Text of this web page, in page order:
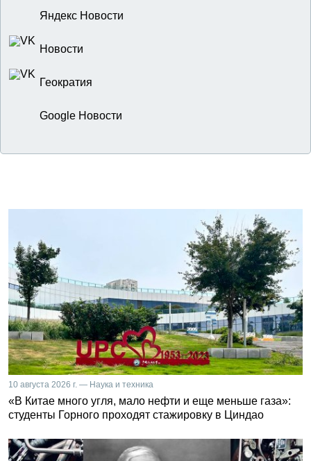
Яндекс Новости
Новости
Геократия
Google Новости
10 августа 2026 г. — Наука и техника
«В Китае много угля, мало нефти и еще меньше газа»:
студенты Горного проходят стажировку в Циндао